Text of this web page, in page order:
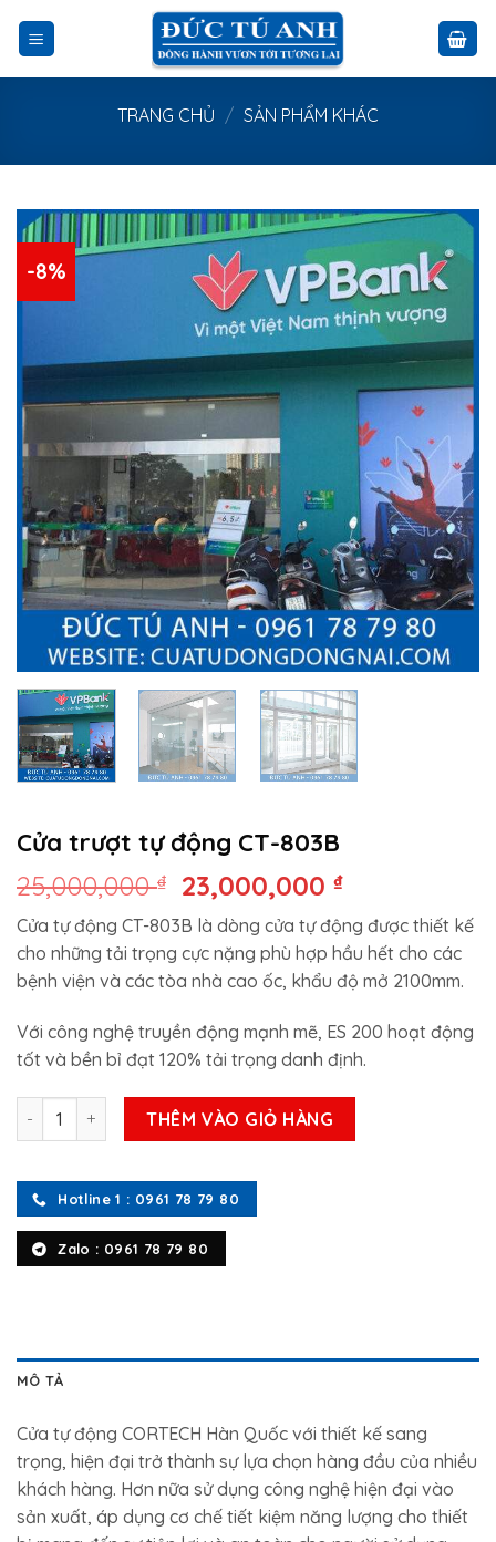
TRANG CHỦ / SẢN PHẨM KHÁC
-8%
Cửa trượt tự động CT-803B
25,000,000₫
Giá
gốc
là:
25,000,000 ₫.
23,000,000₫Giá
hiện
tại
là:
23,000,000
Cửa tự động CT-803B là dòng cửa tự động được thiết kế
cho những tải trọng cực nặng phù hợp hầu hết cho các
bệnh viện và các tòa nhà cao ốc, khẩu độ mở 2100mm.
Với công nghệ truyền động mạnh mẽ, ES 200 hoạt động
tốt và bền bỉ đạt 120% tải trọng danh định.
Cửa trượt tự động CT-803B số lượng
THÊM VÀO GIỎ HÀNG
Hotline 1 : 0961 78 79 80
Zalo : 0961 78 79 80
MÔ TẢ
Cửa tự động CORTECH Hàn Quốc với thiết kế sang
trọng, hiện đại trở thành sự lựa chọn hàng đầu của nhiều
khách hàng. Hơn nữa sử dụng công nghệ hiện đại vào
sản xuất, áp dụng cơ chế tiết kiệm năng lượng cho thiết